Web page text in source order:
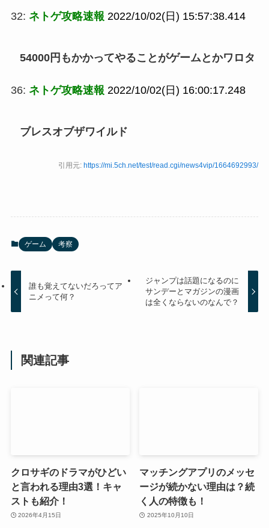
32: ネトゲ攻略速報 2022/10/02(日) 15:57:38.414
54000円もかかってやることがゲームとかワロタ
36: ネトゲ攻略速報 2022/10/02(日) 16:00:17.248
ブレスオブザワイルド
引用元:https://mi.5ch.net/test/read.cgi/news4vip/1664692993/
ゲーム 考察
誰も覚えてないだろってア
ニメって何？
ジャンプは話題になるのに
サンデーとマガジンの漫画
は全くならないのなんで？
関連記事
クロサギのドラマがひどい
と言われる理由3選！キャ
ストも紹介！
2026年4月15日
マッチングアプリのメッセ
ージが続かない理由は？続
く人の特徴も！
2025年10月10日